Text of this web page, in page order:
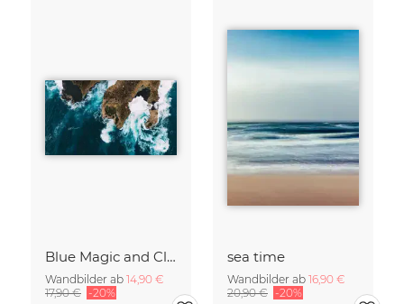
Blue Magic and Cliffs Nusa Lembongan Bali Indonesia
Wandbilder ab 14,90 €
17,90 € -20%
sea time
Wandbilder ab 16,90 €
20,90 € -20%